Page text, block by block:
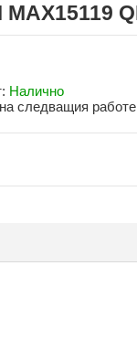
MAX15119
Налично
на следващия